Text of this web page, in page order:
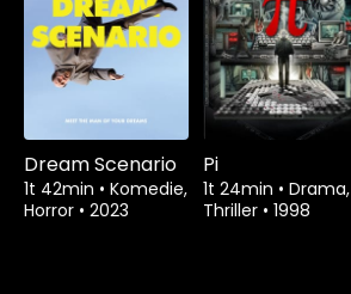
Dream Scenario
1t 42min • Komedie,
Horror • 2023
Pi
1t 24min • Drama,
Thriller • 1998